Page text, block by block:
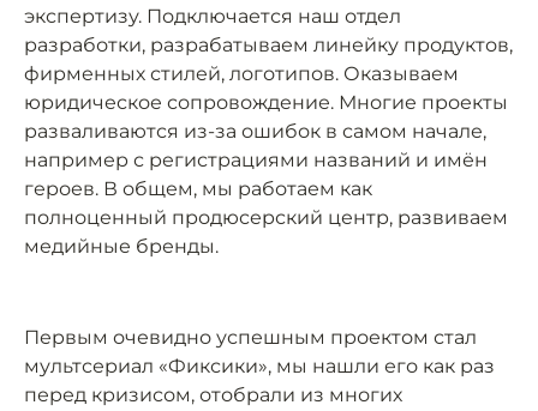
экспертизу. Подключается наш отдел
разработки, разрабатываем линейку продуктов,
фирменных стилей, логотипов. Оказываем
юридическое сопровождение. Многие проекты
разваливаются из-за ошибок в самом начале,
например с регистрациями названий и имён
героев. В общем, мы работаем как
полноценный продюсерский центр, развиваем
медийные бренды.
Первым очевидно успешным проектом стал
мультсериал «Фиксики», мы нашли его как раз
перед кризисом, отобрали из многих